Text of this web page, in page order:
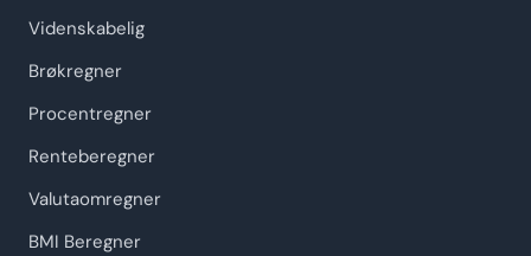
Videnskabelig
Brøkregner
Procentregner
Renteberegner
Valutaomregner
BMI Beregner